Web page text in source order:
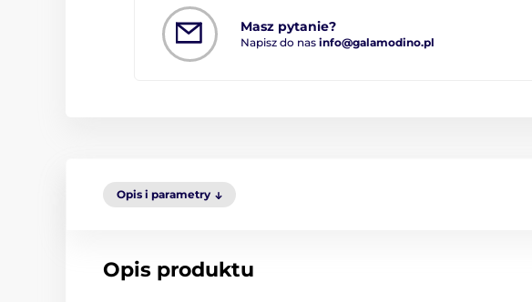
Masz pytanie?
Napisz do nas info@galamodino.pl
Opis i parametry
Opis produktu